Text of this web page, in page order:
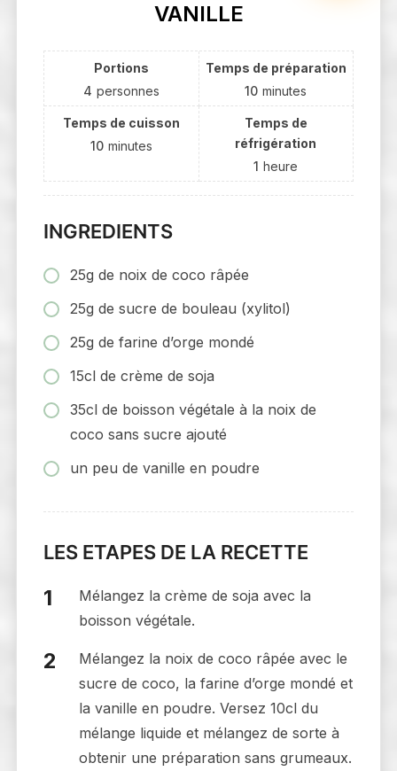
VANILLE
Portions
4 personnes
Temps de préparation
10 minutes
Temps de cuisson
10 minutes
Temps de
réfrigération
1 heure
INGREDIENTS
25g de noix de coco râpée
25g de sucre de bouleau (xylitol)
25g de farine d’orge mondé
15cl de crème de soja
35cl de boisson végétale à la noix de
coco sans sucre ajouté
un peu de vanille en poudre
LES ETAPES DE LA RECETTE
Mélangez la crème de soja avec la
boisson végétale.
Mélangez la noix de coco râpée avec le
sucre de coco, la farine d’orge mondé et
la vanille en poudre. Versez 10cl du
mélange liquide et mélangez de sorte à
obtenir une préparation sans grumeaux.